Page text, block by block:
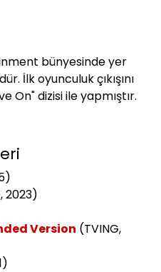
bünyesinde yer
İlk oyunculuk çıkışını
On" dizisi ile yapmıştır.
2023)
Version (TVING,